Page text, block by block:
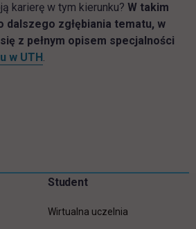
karierę w tym kierunku? W takim
dalszego zgłębiania tematu, w
z pełnym opisem specjalności
w UTH.
Student
Wirtualna uczelnia